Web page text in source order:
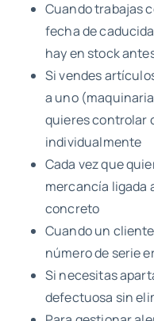
Cuando trabajas
fecha de
hay en stock
Si vendes
a uno
quieres controlar
individualmente
Cada vez que
mercancía ligada
concreto
Cuando un
número de serie
Si necesitas
defectuosa sin